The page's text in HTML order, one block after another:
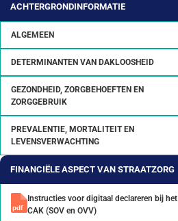
ACHTERGRONDINFORMATIE
ALGEMEEN
DETERMINANTEN VAN DAKLOOSHEID
GEZONDHEID, ZORGBEHOEFTEN EN
ZORGGEBRUIK
PREVALENTIE, MORTALITEIT EN
LEVENSVERWACHTING
FINANCIËLE ASPECT VAN STRAATZORG
Instructies voor digitaal declareren bij het
CAK (SOV en OVV)